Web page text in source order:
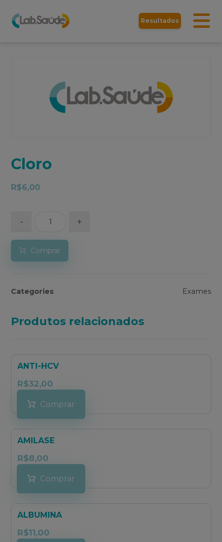
Resultados
Cloro
R$6,00
- +
Comprar
Categories Exames
Produtos relacionados
ANTI-HCV
R$32,00
Comprar
AMILASE
R$8,00
Comprar
ALBUMINA
R$11,00